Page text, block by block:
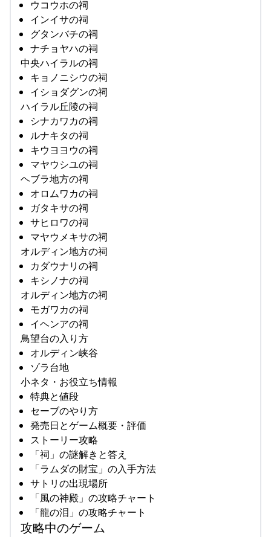
ウコウホの祠
インイサの祠
グタンバチの祠
ナチョヤハの祠
中央ハイラルの祠
キョノニシウの祠
イショダグンの祠
ハイラル丘陵の祠
シナカワカの祠
ルナキタの祠
キウヨヨウの祠
マヤウシユの祠
ヘブラ地方の祠
オロムワカの祠
ガタキサの祠
サヒロワの祠
マヤウメキサの祠
オルディン地方の祠
カダウナリの祠
キシノナの祠
オルディン地方の祠
モガワカの祠
イヘンアの祠
鳥望台の入り方
オルディン峡谷
ゾラ台地
小ネタ・お役立ち情報
特典と値段
セーブのやり方
発売日とゲーム概要・評価
ストーリー攻略
「祠」の謎解きと答え
「ラムダの財宝」の入手方法
サトリの出現場所
「風の神殿」の攻略チャート
「龍の泪」の攻略チャート
攻略中のゲーム